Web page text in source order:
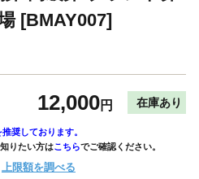
[BMAY007]
12,000円 在庫あり
推奨しております。
りたい方はこちらでご確認ください。
上限額を調べる